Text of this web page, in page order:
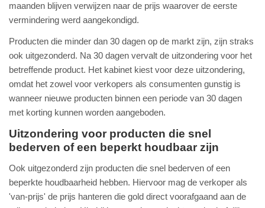
maanden blijven verwijzen naar de prijs waarover de eerste
vermindering werd aangekondigd.
Producten die minder dan 30 dagen op de markt zijn, zijn straks
ook uitgezonderd. Na 30 dagen vervalt de uitzondering voor het
betreffende product. Het kabinet kiest voor deze uitzondering,
omdat het zowel voor verkopers als consumenten gunstig is
wanneer nieuwe producten binnen een periode van 30 dagen
met korting kunnen worden aangeboden.
Uitzondering voor producten die snel
bederven of een beperkt houdbaar zijn
Ook uitgezonderd zijn producten die snel bederven of een
beperkte houdbaarheid hebben. Hiervoor mag de verkoper als
'van-prijs' de prijs hanteren die gold direct voorafgaand aan de